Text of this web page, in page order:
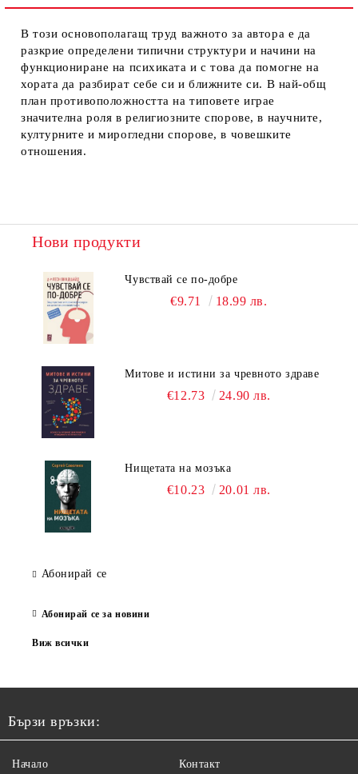
В този основополагащ труд важното за автора е да
разкрие определени типични структури и начини на
функциониране на психиката и с това да помогне на
хората да разбират себе си и ближните си. В най-общ
план противоположността на типовете играе
значителна роля в религиозните спорове, в научните,
културните и мирогледни спорове, в човешките
отношения.
Нови продукти
Чувствай се по-добре
€9.71 18.99 лв.
Митове и истини за чревното здраве
€12.73 24.90 лв.
Нищетата на мозъка
€10.23 20.01 лв.
Абонирай се
Абонирай се за новини
Виж всички
Бързи връзки:
Начало Контакт